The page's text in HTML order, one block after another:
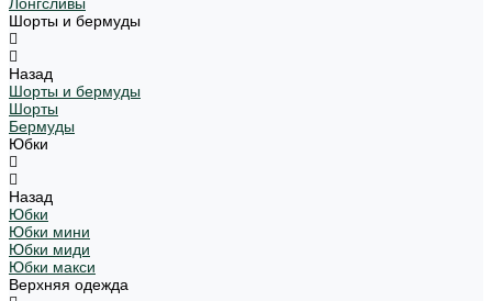
Шорты и бермуды
Назад
Шорты и бермуды
Шорты
Бермуды
Юбки
Назад
Юбки
Юбки мини
Юбки миди
Юбки макси
Верхняя одежда